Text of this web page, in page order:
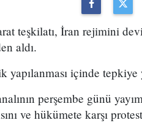
teşkilatı, İran rejimini
aldı.
içinde tepkiye
perşembe günü
ve hükümete karşı